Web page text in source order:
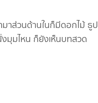
มาส่วนด้านในก็มีดอกไม้ ธูป
มุมไหน ก็ยังเห็นบทสวด